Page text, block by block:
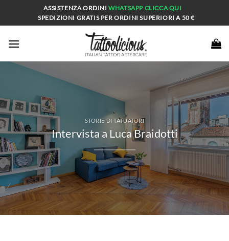
ASSISTENZA ORDINIWHATSAPP CLICCA QUI
SPEDIZIONI GRATIS PER ORDINI SUPERIORI A 50 €
STORIE DI TATUATORI
Intervista a Luca Braidotti